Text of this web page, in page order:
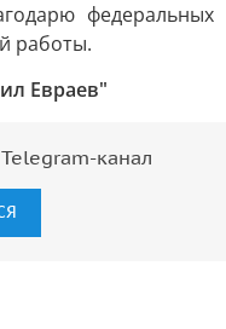
федеральных
работы.
Евраев"
канал